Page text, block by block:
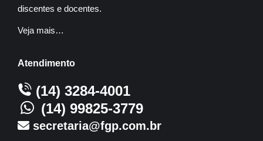
discentes e docentes.
Veja mais…
Atendimento
(14) 3284-4001
(14) 99825-3779
secretaria@fgp.com.br